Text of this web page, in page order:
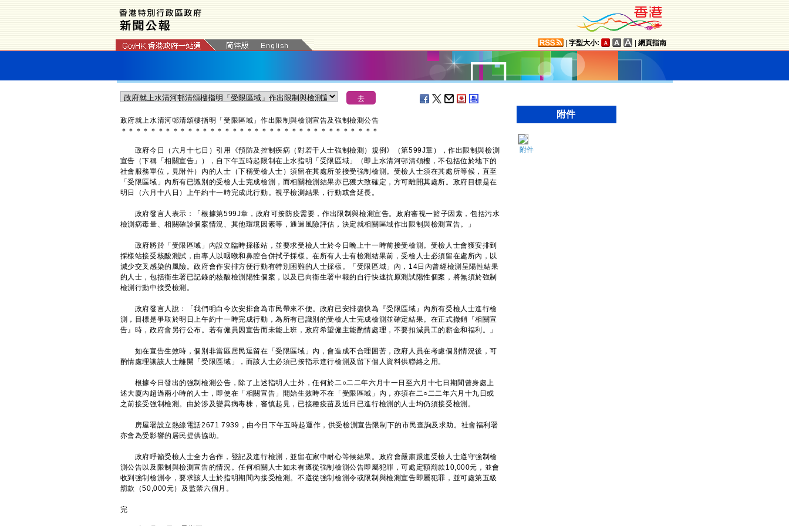
字型大小: 網頁指南
政府就上水清河邨清頌樓指明「受限區域」作出限制與檢測宣告及強制檢測公告
＊ ＊ ＊ ＊ ＊ ＊ ＊ ＊ ＊ ＊ ＊ ＊ ＊ ＊ ＊ ＊ ＊ ＊ ＊ ＊ ＊ ＊ ＊ ＊ ＊ ＊ ＊ ＊ ＊ ＊ ＊ ＊ ＊ ＊ ＊
政府今日（六月十七日）引用《預防及控制疾病（對若干人士強制檢測）規例》（第599J章），作出限制與檢測
宣告（下稱「相關宣告」），自下午五時起限制在上水指明「受限區域」（即上水清河邨清頌樓，不包括位於地下的
社會服務單位，見附件）內的人士（下稱受檢人士）須留在其處所並接受強制檢測。受檢人士須在其處所等候，直至
「受限區域」內所有已識別的受檢人士完成檢測，而相關檢測結果亦已獲大致確定，方可離開其處所。政府目標是在
明日（六月十八日）上午約十一時完成此行動。視乎檢測結果，行動或會延長。
政府發言人表示：「根據第599J章，政府可按防疫需要，作出限制與檢測宣告。政府審視一籃子因素，包括污水
檢測病毒量、相關確診個案情況、其他環境因素等，通過風險評估，決定就相關區域作出限制與檢測宣告。」
政府將於「受限區域」內設立臨時採樣站，並要求受檢人士於今日晚上十一時前接受檢測。受檢人士會獲安排到
採樣站接受核酸測試，由專人以咽喉和鼻腔合併拭子採樣。在所有人士有檢測結果前，受檢人士必須留在處所內，以
減少交叉感染的風險。政府會作安排方便行動有特別困難的人士採樣。「受限區域」內，14日內曾經檢測呈陽性結果
的人士，包括衞生署已記錄的核酸檢測陽性個案，以及已向衞生署申報的自行快速抗原測試陽性個案，將無須於強制
檢測行動中接受檢測。
政府發言人說：「我們明白今次安排會為市民帶來不便。政府已安排盡快為『受限區域』內所有受檢人士進行檢
測，目標是爭取於明日上午約十一時完成行動，為所有已識別的受檢人士完成檢測並確定結果。在正式撤銷『相關宣
告』時，政府會另行公布。若有僱員因宣告而未能上班，政府希望僱主能酌情處理，不要扣減員工的薪金和福利。」
如在宣告生效時，個別非當區居民逗留在「受限區域」內，會造成不合理困苦，政府人員在考慮個別情況後，可
酌情處理讓該人士離開「受限區域」，而該人士必須已按指示進行檢測及留下個人資料供聯絡之用。
根據今日發出的強制檢測公告，除了上述指明人士外，任何於二○二二年六月十一日至六月十七日期間曾身處上
述大廈內超過兩小時的人士，即使在「相關宣告」開始生效時不在「受限區域」內，亦須在二○二二年六月十九日或
之前接受強制檢測。由於涉及變異病毒株，審慎起見，已接種疫苗及近日已進行檢測的人士均仍須接受檢測。
房屋署設立熱線電話2671 7939，由今日下午五時起運作，供受檢測宣告限制下的市民查詢及求助。社會福利署
亦會為受影響的居民提供協助。
政府呼籲受檢人士全力合作，登記及進行檢測，並留在家中耐心等候結果。政府會嚴肅跟進受檢人士遵守強制檢
測公告以及限制與檢測宣告的情況。任何相關人士如未有遵從強制檢測公告即屬犯罪，可處定額罰款10,000元，並會
收到強制檢測令，要求該人士於指明期間內接受檢測。不遵從強制檢測令或限制與檢測宣告即屬犯罪，並可處第五級
罰款（50,000元）及監禁六個月。
完
附件
附件